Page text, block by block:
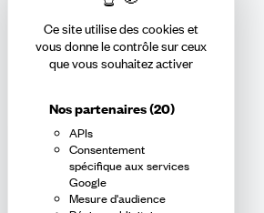
Ce site utilise des cookies et
vous donne le contrôle sur ceux
que vous souhaitez activer
Nos partenaires(20)
APIs
Consentement
spécifique aux services
Google
Mesure d'audience
Abonnez-vous à la
En m'inscrivant à la newsletter, j'affirme
lapolitique de confidentialité de